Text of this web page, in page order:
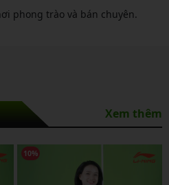
phong trào và bán chuyên.
Xem thêm
10%